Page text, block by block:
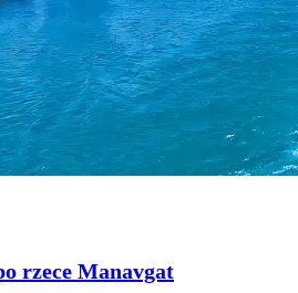
rzece Manavgat